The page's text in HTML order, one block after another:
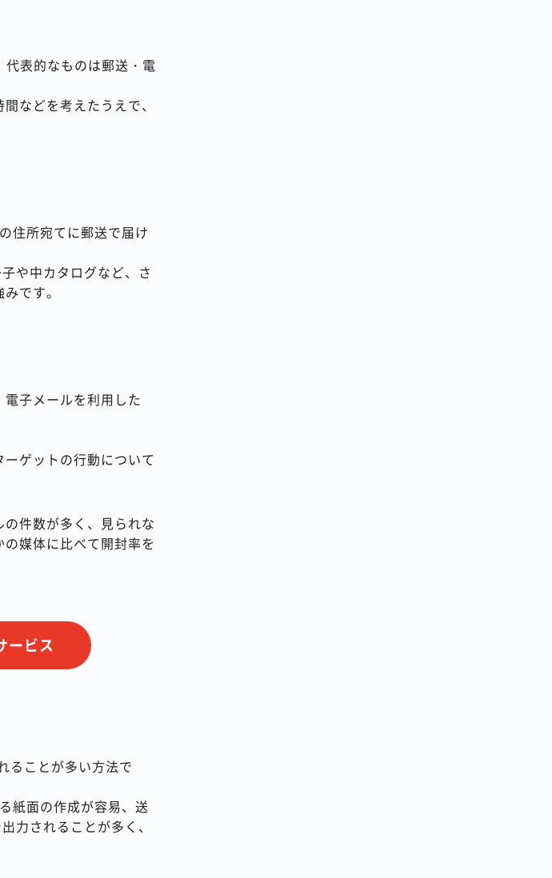
表的なものは郵送・電
などを考えたうえで、
住所宛てに郵送で届け
や中カタログなど、さ
です。
子メールを利用した
ゲットの行動について
件数が多く、見られな
媒体に比べて開封率を
ービス
ることが多い方法で
紙面の作成が容易、送
力されることが多く、